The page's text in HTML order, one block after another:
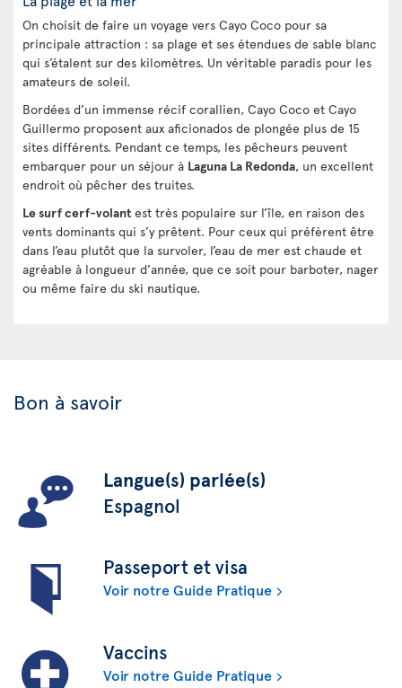
On choisit de faire un voyage vers Cayo Coco pour sa
principale attraction : sa plage et ses étendues de sable blanc
qui s’étalent sur des kilomètres. Un véritable paradis pour les
amateurs de soleil.
Bordées d’un immense récif corallien, Cayo Coco et Cayo
Guillermo proposent aux aficionados de plongée plus de 15
sites différents. Pendant ce temps, les pêcheurs peuvent
embarquer pour un séjour à Laguna La Redonda, un excellent
endroit où pêcher des truites.
Le surf cerf-volant est très populaire sur l’île, en raison des
vents dominants qui s’y prêtent. Pour ceux qui préfèrent être
dans l’eau plutôt que la survoler, l’eau de mer est chaude et
agréable à longueur d’année, que ce soit pour barboter, nager
ou même faire du ski nautique.
Bon à savoir
Langue(s) parlée(s)
Espagnol
Passeport et visa
Voir notre Guide Pratique
Vaccins
Voir notre Guide Pratique